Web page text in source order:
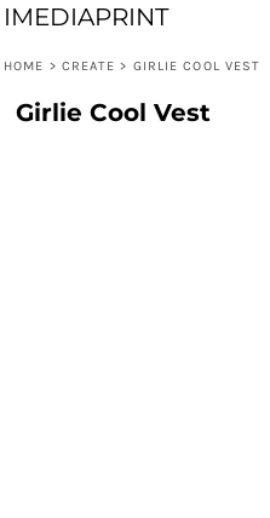
IMEDIAPRINT
HOME > CREATE > GIRLIE COOL VEST
Girlie Cool Vest